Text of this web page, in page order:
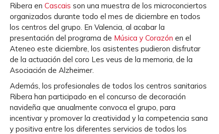
Ribera en Cascais son una muestra de los microconciertos
organizados durante todo el mes de diciembre en todos
los centros del grupo. En Valencia, al acabar la
presentación del programa de Música y Corazón en el
Ateneo este diciembre, los asistentes pudieron disfrutar
de la actuación del coro Les veus de la memoria, de la
Asociación de Alzheimer.
Además, los profesionales de todos los centros sanitarios
Ribera han participado en el concurso de decoración
navideña que anualmente convoca el grupo, para
incentivar y promover la creatividad y la competencia sana
y positiva entre los diferentes servicios de todos los